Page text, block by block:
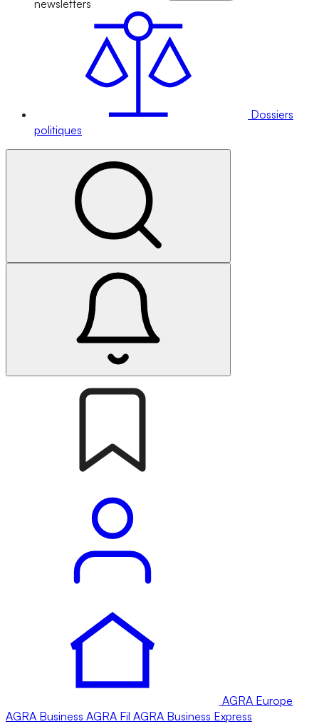
newsletters
Dossiers
politiques
AGRA Europe
AGRA Business AGRA Fil AGRA Business Express